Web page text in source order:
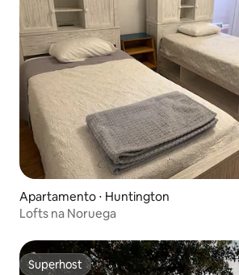
Apartamento ⋅ Huntington
Lofts na Noruega
Superhost
Superhost